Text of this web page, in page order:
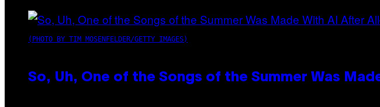
(PHOTO BY TIM MOSENFELDER/GETTY IMAGES)
So, Uh, One of the Songs of the Summer Was